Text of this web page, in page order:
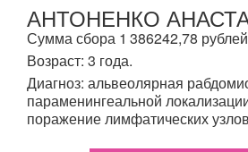
АНТОНЕНКО
Сумма сбора 1 386242,78 рублей
Возраст: 3 года.
Диагноз: альвеолярная
параменингеальной
поражение лимфатических